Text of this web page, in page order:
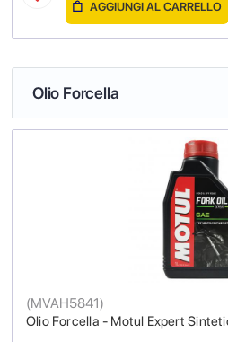
AGGIUNGI AL CARRELLO
Olio Forcella
Olio Forcella - Motul Expert
(MVAH5841)